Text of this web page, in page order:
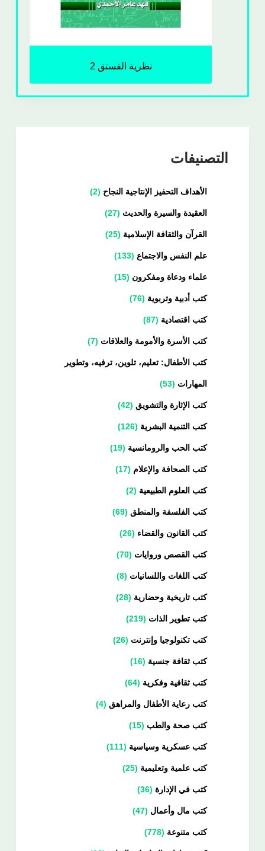
نظرية الفستق 2
التصنيفات
الأهداف التحفيز الإنتاجية النجاح 2
العقيدة والسيرة والحديث 27
القرآن والثقافة الإسلامية 25
علم النفس والاجتماع 133
علماء ودعاة ومفكرون 15
كتب أدبية وتربوية 76
كتب اقتصادية 87
كتب الأسرة والأمومة والعلاقات 7
كتب الأطفال: تعليم، تلوين، ترفيه، وتطوير
المهارات 53
كتب الإثارة والتشويق 42
كتب التنمية البشرية 126
كتب الحب والرومانسية 19
كتب الصحافة والإعلام 17
كتب العلوم الطبيعية 2
كتب الفلسفة والمنطق 69
كتب القانون والقضاء 26
كتب القصص وروايات 70
كتب اللغات واللسانيات 8
كتب تاريخية وحضارية 28
كتب تطوير الذات 219
كتب تكنولوجيا وإنترنت 26
كتب ثقافة جنسية 16
كتب ثقافية وفكرية 64
كتب رعاية الأطفال والمراهق 4
كتب صحة والطب 15
كتب عسكرية وسياسية 111
كتب علمية وتعليمية 25
كتب في الإدارة 36
كتب مال وأعمال 47
كتب متنوعة 778